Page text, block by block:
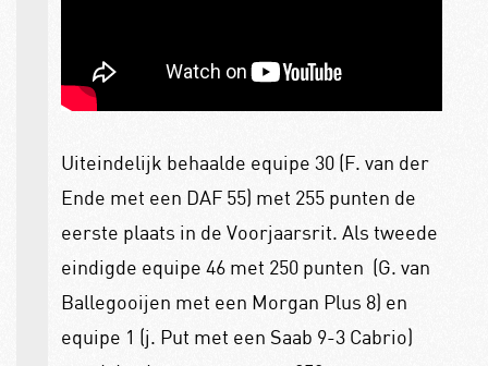
Uiteindelijk behaalde equipe 30 (F. van der
Ende met een DAF 55) met 255 punten de
eerste plaats in de Voorjaarsrit. Als tweede
eindigde equipe 46 met 250 punten (G. van
Ballegooijen met een Morgan Plus 8) en
equipe 1 (j. Put met een Saab 9-3 Cabrio)